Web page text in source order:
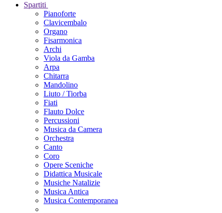
Spartiti
Pianoforte
Clavicembalo
Organo
Fisarmonica
Archi
Viola da Gamba
Arpa
Chitarra
Mandolino
Liuto / Tiorba
Fiati
Flauto Dolce
Percussioni
Musica da Camera
Orchestra
Canto
Coro
Opere Sceniche
Didattica Musicale
Musiche Natalizie
Musica Antica
Musica Contemporanea